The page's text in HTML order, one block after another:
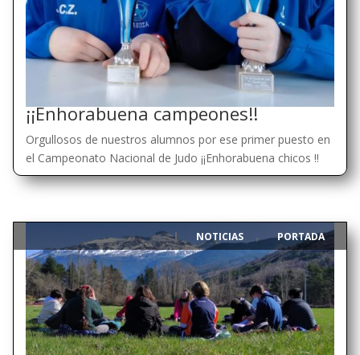
¡¡Enhorabuena campeones!!
Orgullosos de nuestros alumnos por ese primer puesto en
el Campeonato Nacional de Judo ¡¡Enhorabuena chicos !!
| NOTICIAS , PORTADA